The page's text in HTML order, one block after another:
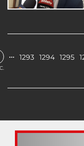
… 1293 1294 1295